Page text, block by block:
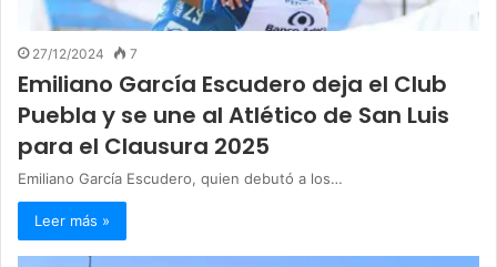
27/12/2024 7
Emiliano García Escudero deja el Club
Puebla y se une al Atlético de San Luis
para el Clausura 2025
Emiliano García Escudero, quien debutó a los…
Leer más »